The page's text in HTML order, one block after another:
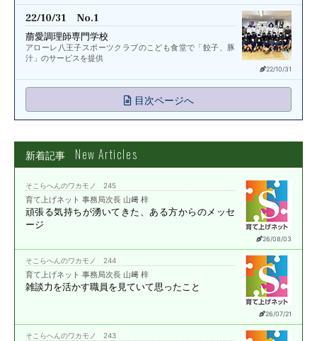
22/10/31
22/10/31 No.1
萠愛調理師専門学校
アローレ八王子スポーツクラブのこども食堂で「餃子、豚
汁」のサービスを提供
目次ページへ
新着記事 New Articles
26/08/03
そこらへんのワカモノ 245
育て上げネット 事務局次長 山﨑 梓
頑張る気持ちが湧いてきた、 ある方からのメッセ
ージ
26/07/21
そこらへんのワカモノ 244
育て上げネット 事務局次長 山﨑 梓
雑談力を活かす職員を見ていて思ったこと
そこらへんのワカモノ 243